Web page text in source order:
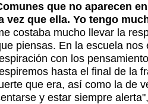
que no aparecen
vez que ella. Yo tengo
costaba mucho llevar la
piensas. En la escuela
con los
hasta el final de la
que era, así como la de
y estar siempre